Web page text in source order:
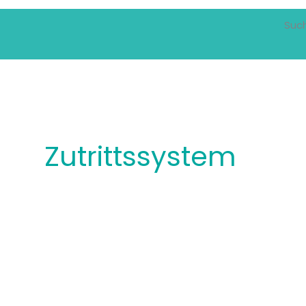
Zutrittssystem